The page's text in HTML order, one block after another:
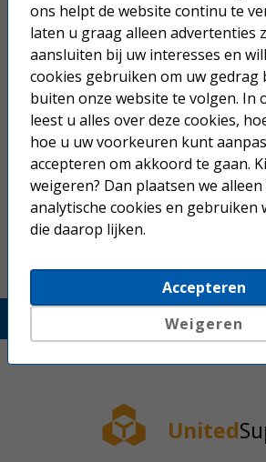
Unieke verpakkingslijn inkt- en
Kwalitatief betrouwbare producten.
Gegarandeerd ruime marges.
Zeer sterke voorraadpositie.
100% garantie op onze eigen productlijn.
Zeer breed assortiment.
Professioneel en eenvoudig online
Zorgvuldige orderverwerking.
Betrouwbaar en servicegericht.
United Supplies kan originele printer- en
leveren als serviceproduct.
Bekijk hier het laatste Nieuws
Unitedsupplies.nl
United
ons helpt de website continu te
laten u graag alleen advertenties
aansluiten bij uw interesses en
cookies gebruiken om uw gedrag
buiten onze website te volgen. In
leest u alles over deze cookies,
hoe u uw voorkeuren kunt
accepteren om akkoord te gaan.
weigeren? Dan plaatsen we
analytische cookies en gebruiken
die daarop lijken.
Accepteren
Weigeren